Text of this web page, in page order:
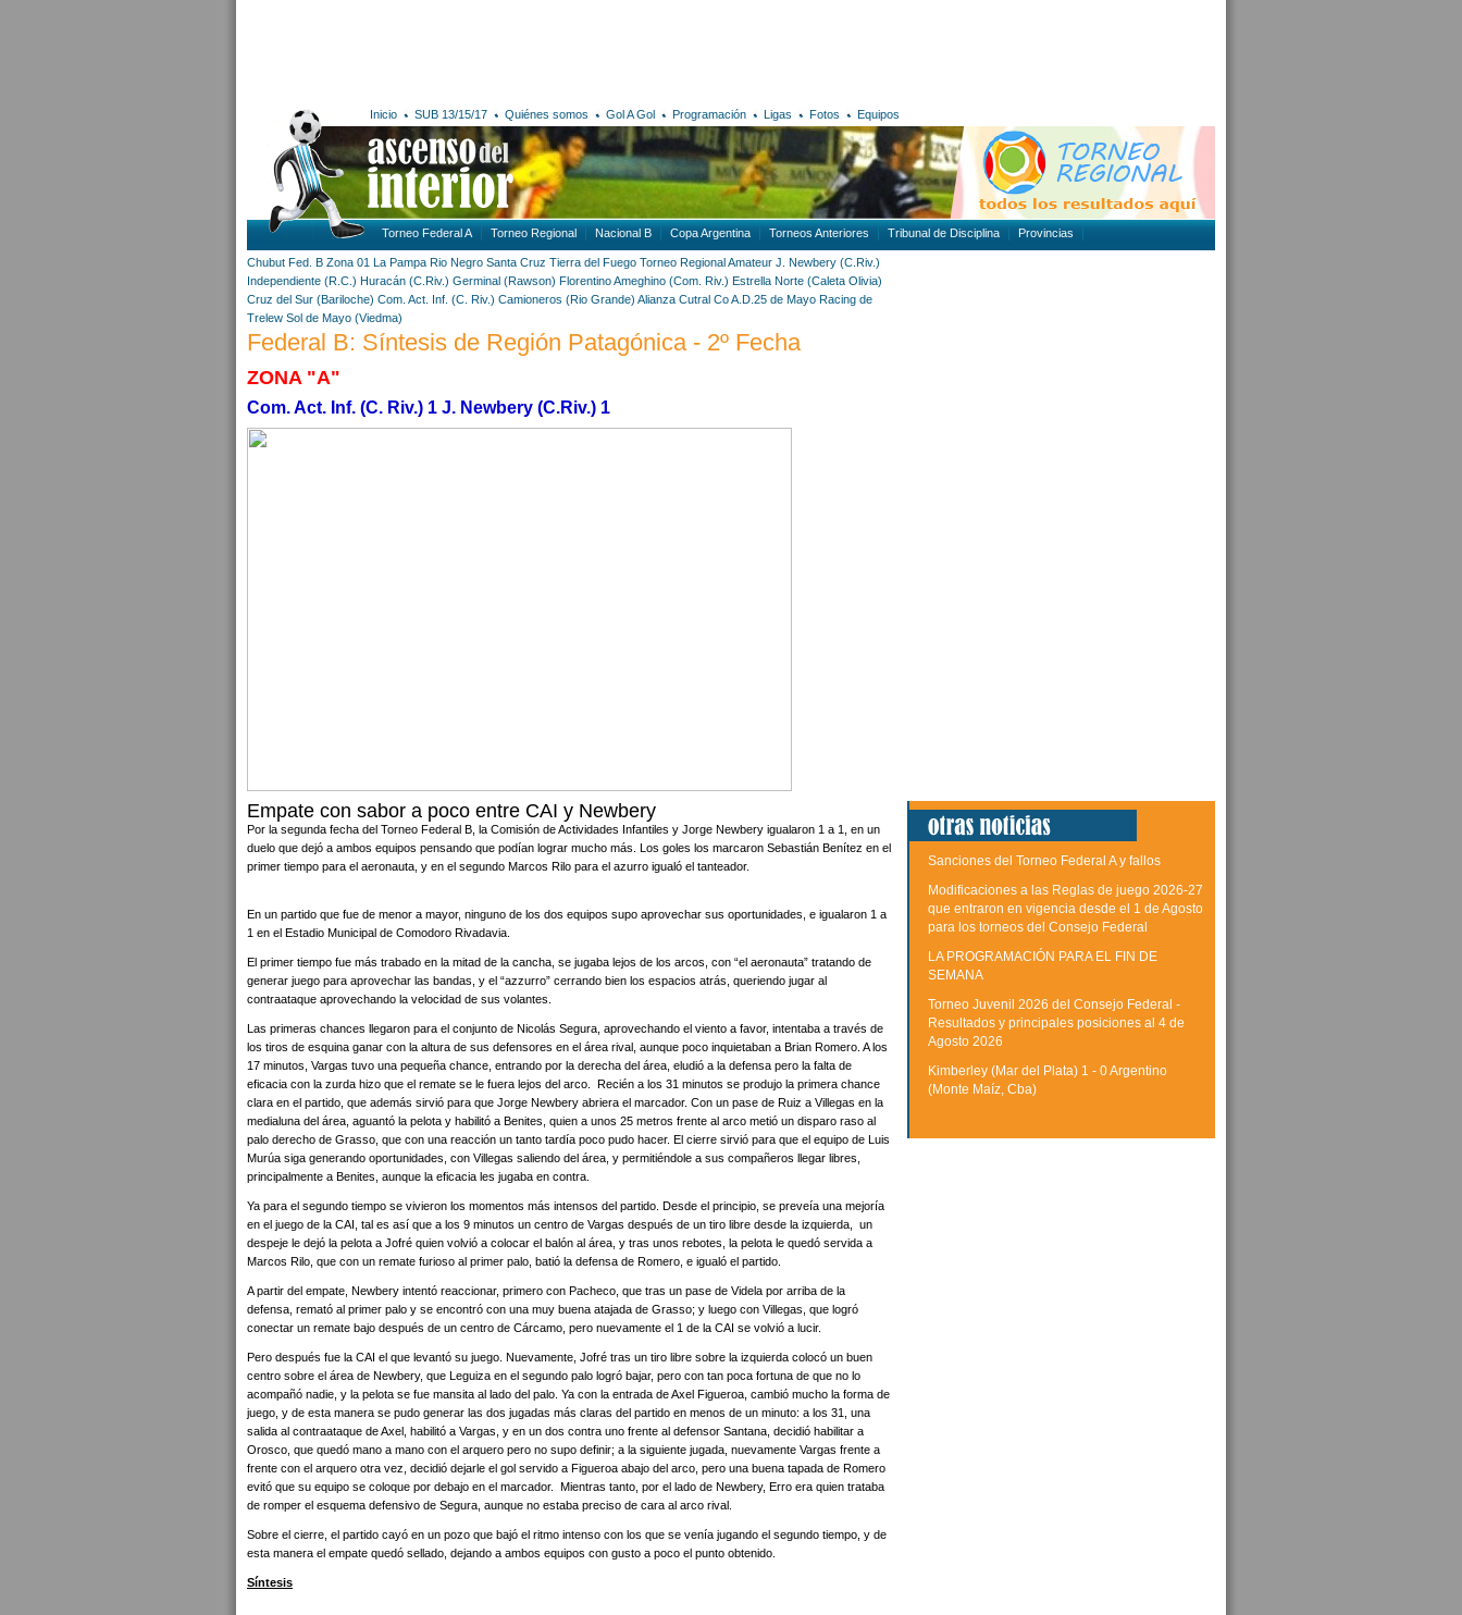
Inicio SUB 13/15/17 Quiénes somos Gol A Gol Programación Ligas Fotos Equipos
Torneo Federal A Torneo Regional Nacional B Copa Argentina Torneos Anteriores Tribunal de Disciplina Provincias
Chubut Fed. B Zona 01 La Pampa Rio Negro Santa Cruz Tierra del Fuego Torneo Regional Amateur J. Newbery (C.Riv.)
Independiente (R.C.) Huracán (C.Riv.) Germinal (Rawson) Florentino Ameghino (Com. Riv.) Estrella Norte (Caleta Olivia)
Cruz del Sur (Bariloche) Com. Act. Inf. (C. Riv.) Camioneros (Rio Grande) Alianza Cutral CoA.D.25 de Mayo Racing de
Trelew Sol de Mayo (Viedma)
Federal B: Síntesis de Región Patagónica - 2º Fecha
ZONA "A"
Com. Act. Inf. (C. Riv.) 1 J. Newbery (C.Riv.) 1
Empate con sabor a poco entre CAI y Newbery
Por la segunda fecha del Torneo Federal B, la Comisión de Actividades Infantiles y Jorge Newbery igualaron 1 a 1, en un
duelo que dejó a ambos equipos pensando que podían lograr mucho más. Los goles los marcaron Sebastián Benítez en el
primer tiempo para el aeronauta, y en el segundo Marcos Rilo para el azurro igualó el tanteador.
En un partido que fue de menor a mayor, ninguno de los dos equipos supo aprovechar sus oportunidades, e igualaron 1 a
1 en el Estadio Municipal de Comodoro Rivadavia.
El primer tiempo fue más trabado en la mitad de la cancha, se jugaba lejos de los arcos, con “el aeronauta” tratando de
generar juego para aprovechar las bandas, y el “azzurro” cerrando bien los espacios atrás, queriendo jugar al
contraataque aprovechando la velocidad de sus volantes.
Las primeras chances llegaron para el conjunto de Nicolás Segura, aprovechando el viento a favor, intentaba a través de
los tiros de esquina ganar con la altura de sus defensores en el área rival, aunque poco inquietaban a Brian Romero. A los
17 minutos, Vargas tuvo una pequeña chance, entrando por la derecha del área, eludió a la defensa pero la falta de
eficacia con la zurda hizo que el remate se le fuera lejos del arco.
Recién a los 31 minutos se produjo la primera chance
clara en el partido, que además sirvió para que Jorge Newbery abriera el marcador. Con un pase de Ruiz a Villegas en la
medialuna del área, aguantó la pelota y habilitó a Benites, quien a unos 25 metros frente al arco metió un disparo raso al
palo derecho de Grasso, que con una reacción un tanto tardía poco pudo hacer. El cierre sirvió para que el equipo de Luis
Murúa siga generando oportunidades, con Villegas saliendo del área, y permitiéndole a sus compañeros llegar libres,
principalmente a Benites, aunque la eficacia les jugaba en contra.
Ya para el segundo tiempo se vivieron los momentos más intensos del partido. Desde el principio, se preveía una mejoría
en el juego de la CAI, tal es así que a los 9 minutos un centro de Vargas después de un tiro libre desde la izquierda, un
despeje le dejó la pelota a Jofré quien volvió a colocar el balón al área, y tras unos rebotes, la pelota le quedó servida a
Marcos Rilo, que con un remate furioso al primer palo, batió la defensa de Romero, e igualó el partido.
A partir del empate, Newbery intentó reaccionar, primero con Pacheco, que tras un pase de Videla por arriba de la
defensa, remató al primer palo y se encontró con una muy buena atajada de Grasso; y luego con Villegas, que logró
conectar un remate bajo después de un centro de Cárcamo, pero nuevamente el 1 de la CAI se volvió a lucir.
Pero después fue la CAI el que levantó su juego. Nuevamente, Jofré tras un tiro libre sobre la izquierda colocó un buen
centro sobre el área de Newbery, que Leguiza en el segundo palo logró bajar, pero con tan poca fortuna de que no lo
acompañó nadie, y la pelota se fue mansita al lado del palo. Ya con la entrada de Axel Figueroa, cambió mucho la forma de
juego, y de esta manera se pudo generar las dos jugadas más claras del partido en menos de un minuto: a los 31, una
salida al contraataque de Axel, habilitó a Vargas, y en un dos contra uno frente al defensor Santana, decidió habilitar a
Orosco, que quedó mano a mano con el arquero pero no supo definir; a la siguiente jugada, nuevamente Vargas frente a
frente con el arquero otra vez, decidió dejarle el gol servido a Figueroa abajo del arco, pero una buena tapada de Romero
evitó que su equipo se coloque por debajo en el marcador. Mientras tanto, por el lado de Newbery, Erro era quien trataba
de romper el esquema defensivo de Segura, aunque no estaba preciso de cara al arco rival.
Sobre el cierre, el partido cayó en un pozo que bajó el ritmo intenso con los que se venía jugando el segundo tiempo, y de
esta manera el empate quedó sellado, dejando a ambos equipos con gusto a poco el punto obtenido.
Síntesis
Sanciones del Torneo Federal A y fallos
Modificaciones a las Reglas de juego 2026-27
que entraron en vigencia desde el 1 de Agosto
para los torneos del Consejo Federal
LA PROGRAMACIÓN PARA EL FIN DE
SEMANA
Torneo Juvenil 2026 del Consejo Federal -
Resultados y principales posiciones al 4 de
Agosto 2026
Kimberley (Mar del Plata) 1 - 0 Argentino
(Monte Maíz, Cba)